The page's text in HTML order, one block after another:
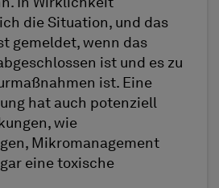
In Wirklichkeit
die Situation, und das
gemeldet, wenn das
ist und es zu
ist. Eine
hat auch potenziell
wie
Mikromanagement
eine toxische